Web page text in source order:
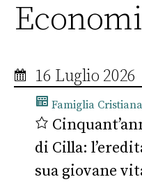
16 Luglio 2026
Famiglia Cristiana
di Cilla:
sua giovane